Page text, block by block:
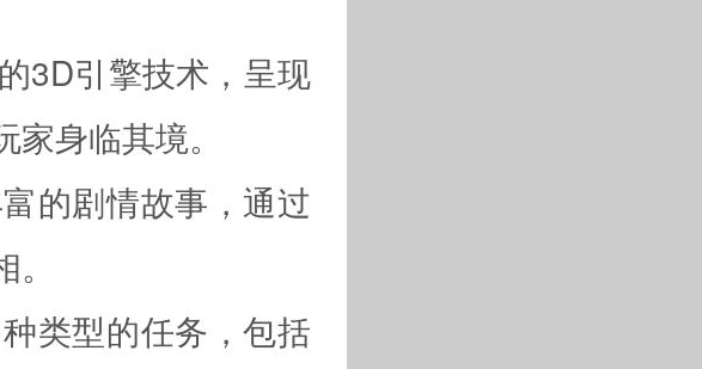
3D引擎技术，呈现
身临其境。
的剧情故事，通过
类型的任务，包括